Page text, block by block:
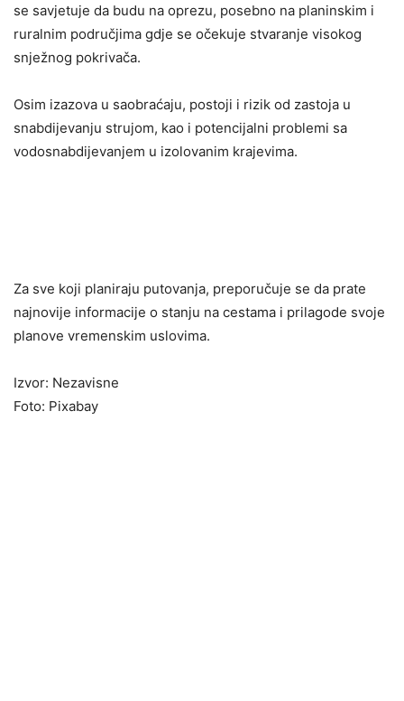
se savjetuje da budu na oprezu, posebno na planinskim i
ruralnim područjima gdje se očekuje stvaranje visokog
snježnog pokrivača.
Osim izazova u saobraćaju, postoji i rizik od zastoja u
snabdijevanju strujom, kao i potencijalni problemi sa
vodosnabdijevanjem u izolovanim krajevima.
Za sve koji planiraju putovanja, preporučuje se da prate
najnovije informacije o stanju na cestama i prilagode svoje
planove vremenskim uslovima.
Izvor: Nezavisne
Foto: Pixabay